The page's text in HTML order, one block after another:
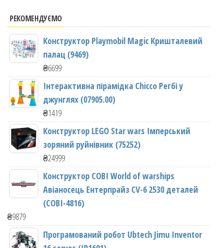
РЕКОМЕНДУЄМО
Конструктор Playmobil Magic Кришталевий
палац (9469)
₴6699
Інтерактивна пірамідка Chicco Регбі у
джунглях (07905.00)
₴1419
Конструктор LEGO Star wars Імперський
зоряний руйнівник (75252)
₴24999
Конструктор COBI World of warships
Авіаносець Ентерпрайз CV-6 2530 деталей
(COBI-4816)
₴9879
Програмований робот Ubtech Jimu Inventor